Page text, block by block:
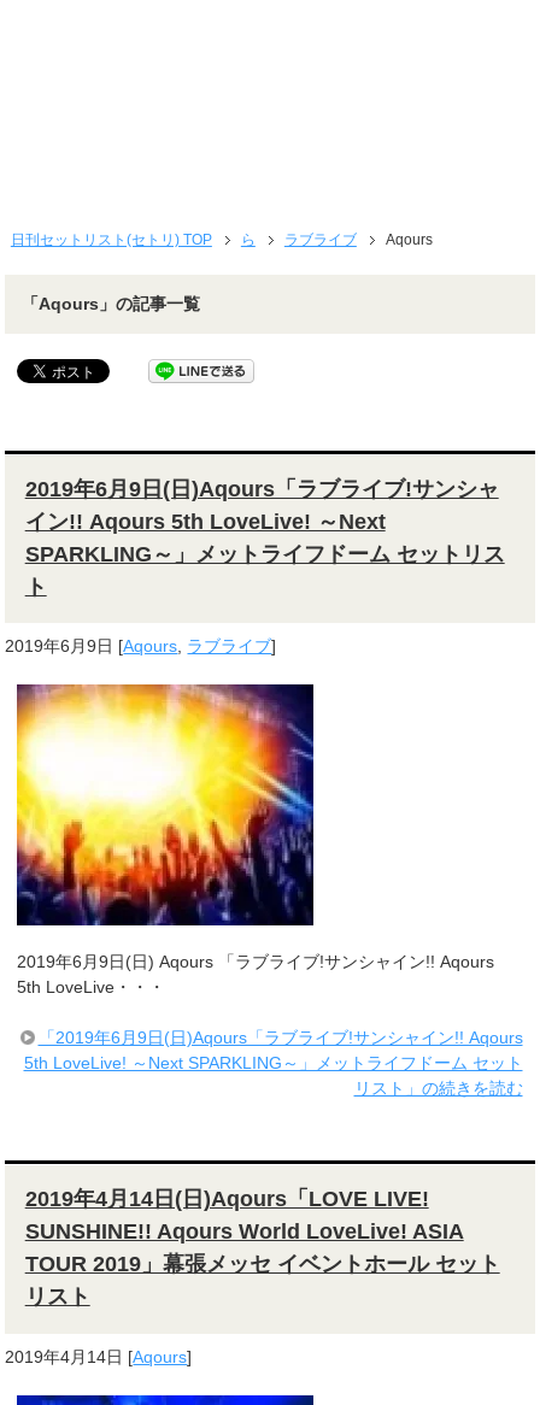
日刊セットリスト(セトリ) TOP ら ラブライブ Aqours
「Aqours」の記事一覧
2019年6月9日(日)Aqours「ラブライブ!サンシャ
イン!! Aqours 5th LoveLive! ～Next
SPARKLING～」メットライフドーム セットリス
ト
2019年6月9日 [Aqours, ラブライブ]
2019年6月9日(日) Aqours 「ラブライブ!サンシャイン!! Aqours
5th LoveLive・・・
「2019年6月9日(日)Aqours「ラブライブ!サンシャイン!! Aqours
5th LoveLive! ～Next SPARKLING～」メットライフドーム セット
リスト」の続きを読む
2019年4月14日(日)Aqours「LOVE LIVE!
SUNSHINE!! Aqours World LoveLive! ASIA
TOUR 2019」幕張メッセ イベントホール セット
リスト
2019年4月14日 [Aqours]